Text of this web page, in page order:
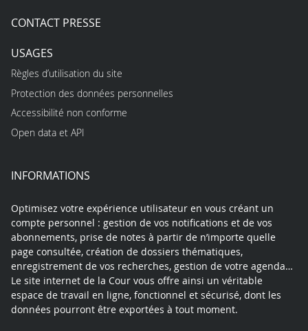
CONTACT PRESSE
USAGES
Règles d’utilisation du site
Protection des données personnelles
Accessibilité non conforme
Open data et API
INFORMATIONS
Optimisez votre expérience utilisateur en vous créant un
compte personnel : gestion de vos notifications et de vos
abonnements, prise de notes à partir de n’importe quelle
page consultée, création de dossiers thématiques,
enregistrement de vos recherches, gestion de votre agenda…
Le site internet de la Cour vous offre ainsi un véritable
espace de travail en ligne, fonctionnel et sécurisé, dont les
données pourront être exportées à tout moment.